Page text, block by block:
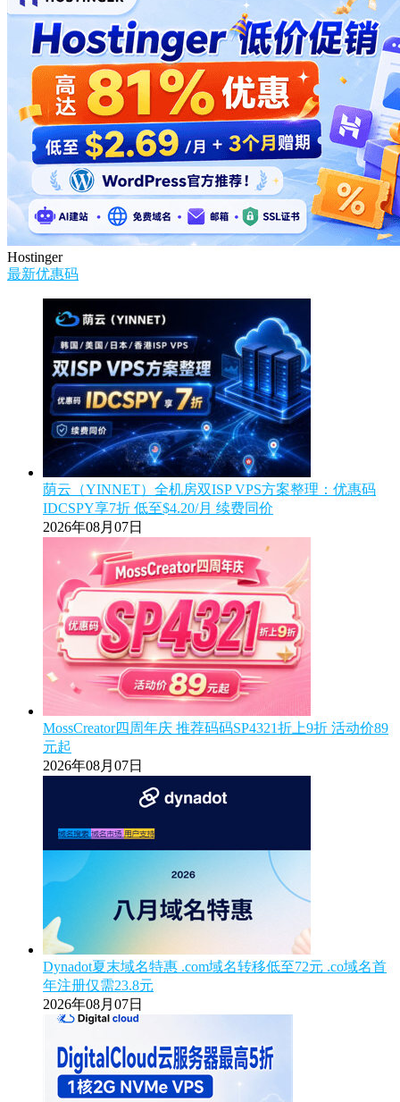
Hostinger
最新优惠码
荫云（YINNET）全机房双ISP VPS方案整理：优惠码
IDCSPY享7折 低至$4.20/月 续费同价
2026年08月07日
MossCreator四周年庆 推荐码码SP4321折上9折 活动价89
元起
2026年08月07日
Dynadot夏末域名特惠 .com域名转移低至72元 .co域名首
年注册仅需23.8元
2026年08月07日